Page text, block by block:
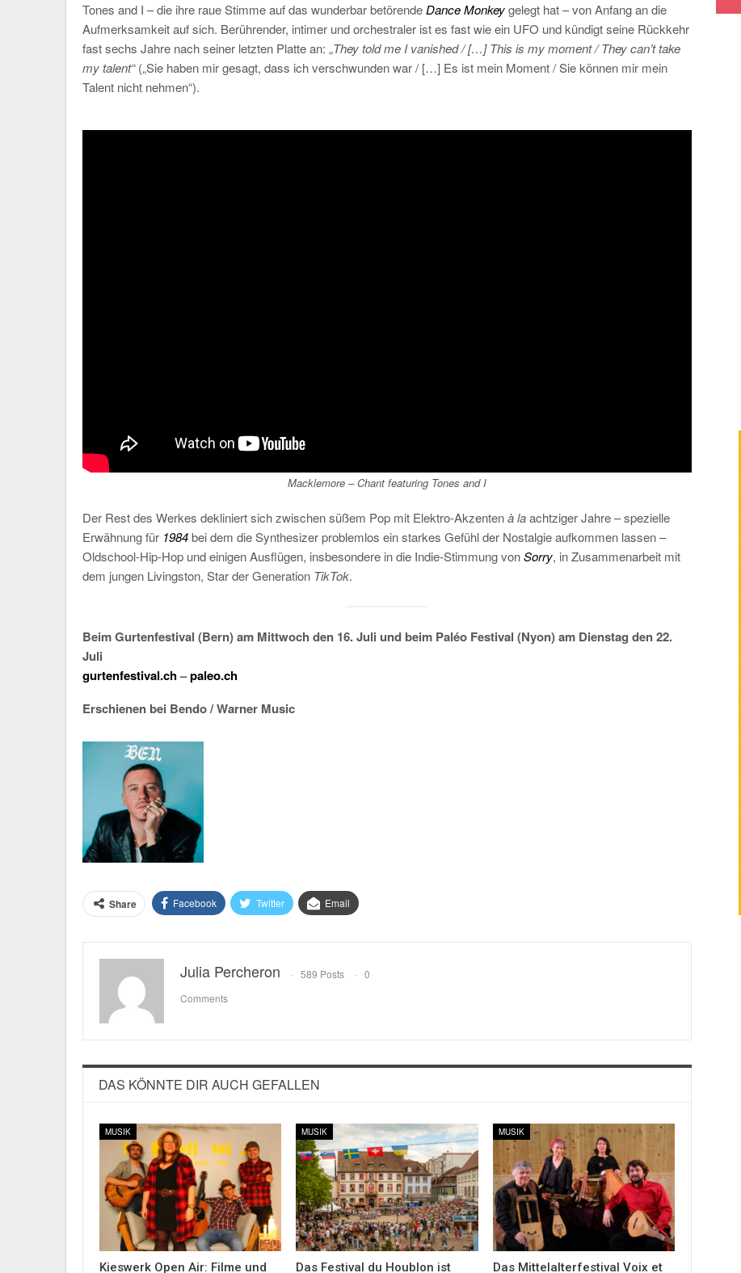
Tones and I – die ihre raue Stimme auf das wunderbar betörendeDance Monkeygelegt hat – von Anfang an die
Aufmerksamkeit auf sich. Berührender, intimer und orchestraler ist es fast wie ein UFO und kündigt seine Rückkehr
fast sechs Jahre nach seiner letzten Platte an: „They told me I vanished / […] This is my moment / They can’t take
my talent“(„Sie haben mir gesagt, dass ich verschwunden war / […] Es ist mein Moment / Sie können mir mein
Talent nicht nehmen“).
Macklemore –Chantfeaturing Tones and I
Der Rest des Werkes dekliniert sich zwischen süßem Pop mit Elektro-Akzentenà laachtziger Jahre – spezielle
Erwähnung für 1984bei dem die Synthesizer problemlos ein starkes Gefühl der Nostalgie aufkommen lassen –
Oldschool-Hip-Hop und einigen Ausflügen, insbesondere in die Indie-Stimmung vonSorry, in Zusammenarbeit mit
dem jungen Livingston, Star der Generation TikTok.
Beim Gurtenfestival (Bern) am Mittwoch den 16. Juli und beim Paléo Festival (Nyon) am Dienstag den 22.
Juli
gurtenfestival.ch–paleo.ch
Erschienen bei Bendo / Warner Music
Share Facebook Twitter Email
Julia Percheron 589 Posts
0
Comments
DAS KÖNNTE DIR AUCH GEFALLEN
MUSIK
Kieswerk Open Air: Filme und
MUSIK
Das Festival du Houblon ist
MUSIK
Das Mittelalterfestival Voix et